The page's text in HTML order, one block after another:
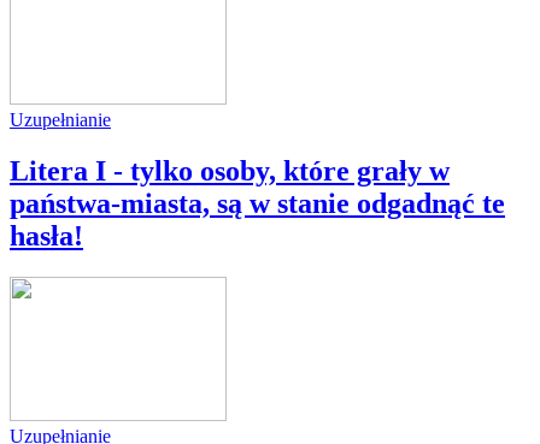
Uzupełnianie
Litera I - tylko osoby, które grały w
państwa-miasta, są w stanie odgadnąć te
hasła!
Uzupełnianie